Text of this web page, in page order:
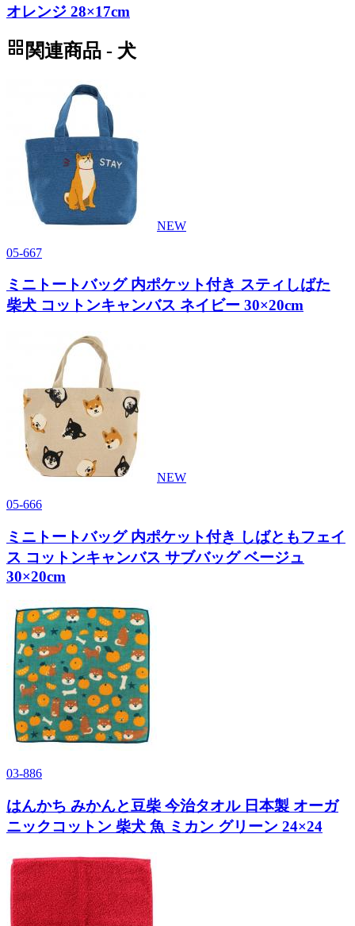
オレンジ 28×17cm
grid_view 関連商品 - 犬
NEW
05-667
ミニトートバッグ 内ポケット付き スティしばた
柴犬 コットンキャンバス ネイビー 30×20cm
NEW
05-666
ミニトートバッグ 内ポケット付き しばともフェイ
ス コットンキャンバス サブバッグ ベージュ
30×20cm
03-886
はんかち みかんと豆柴 今治タオル 日本製 オーガ
ニックコットン 柴犬 魚 ミカン グリーン 24×24